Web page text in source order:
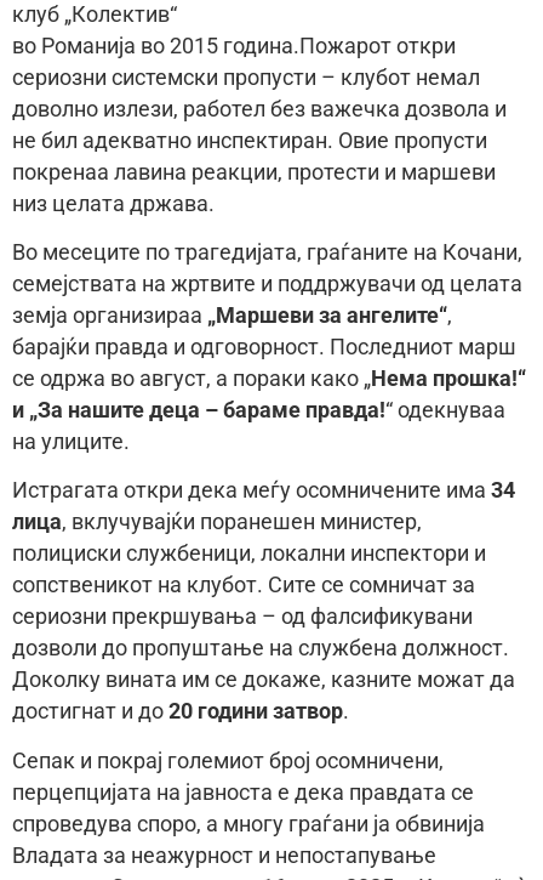
клуб „Колектив“
во Романија во 2015 година.Пожарот откри
сериозни системски пропусти – клубот немал
доволно излези, работел без важечка дозвола и
не бил адекватно инспектиран. Овие пропусти
покренаа лавина реакции, протести и маршеви
низ целата држава.
Во месеците по трагедијата, граѓаните на Кочани,
семејствата на жртвите и поддржувачи од целата
земја организираа „Маршеви за ангелите“,
барајќи правда и одговорност. Последниот марш
се одржа во август, а пораки како „Нема прошка!“
и „За нашите деца – бараме правда!“ одекнуваа
на улиците.
Истрагата откри дека меѓу осомничените има 34
лица, вклучувајќи поранешен министер,
полициски службеници, локални инспектори и
сопственикот на клубот. Сите се сомничат за
сериозни прекршувања – од фалсификувани
дозволи до пропуштање на службена должност.
Доколку вината им се докаже, казните можат да
достигнат и до 20 години затвор.
Сепак и покрај големиот број осомничени,
перцепцијата на јавноста е дека правдата се
спроведува споро, а многу граѓани ја обвинија
Владата за неажурност и непостапување